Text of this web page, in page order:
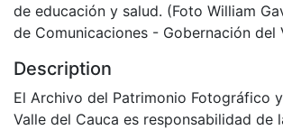
de educación y salud. (Foto William
de Comunicaciones - Gobernación del
Description
El Archivo del Patrimonio Fotográfico
Valle del Cauca es responsabilidad de